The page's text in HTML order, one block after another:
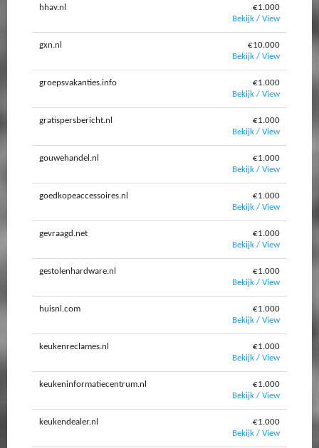
hhav.nl
€1.000
Bekijk / View
gxn.nl
€10.000
Bekijk / View
groepsvakanties.info
€1.000
Bekijk / View
gratispersbericht.nl
€1.000
Bekijk / View
gouwehandel.nl
€1.000
Bekijk / View
goedkopeaccessoires.nl
€1.000
Bekijk / View
gevraagd.net
€1.000
Bekijk / View
gestolenhardware.nl
€1.000
Bekijk / View
huisnl.com
€1.000
Bekijk / View
keukenreclames.nl
€1.000
Bekijk / View
keukeninformatiecentrum.nl
€1.000
Bekijk / View
keukendealer.nl
€1.000
Bekijk / View